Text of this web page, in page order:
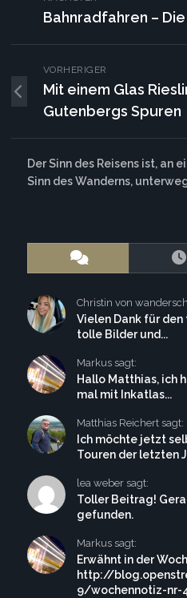
Bahnradfahren –
VORHERIGER
Mit einem Glas
Gutenbergs Spuren
Der Sinn des Reisens ist, an
Sinn des Wanderns,
Christin von
Vielen Dank für
tolle Bilder und...
Markus sagt:
Hallo Matthias, ich
mal mit Inkatlas...
Matthias Reichert sagt:
Ich möchte jetzt
Touren der letzten
lea weber sagt:
Toller Beitrag!
gefunden.
Markus sagt:
Erwähnt in der
http://
9/wochennotiz-nr-